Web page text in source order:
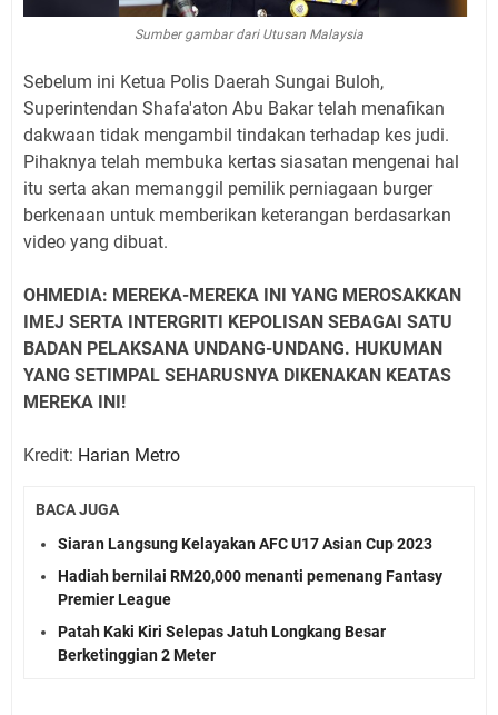
Sumber gambar dari Utusan Malaysia
Sebelum ini Ketua Polis Daerah Sungai Buloh,
Superintendan Shafa'aton Abu Bakar telah menafikan
dakwaan tidak mengambil tindakan terhadap kes judi.
Pihaknya telah membuka kertas siasatan mengenai hal
itu serta akan memanggil pemilik perniagaan burger
berkenaan untuk memberikan keterangan berdasarkan
video yang dibuat.
OHMEDIA: MEREKA-MEREKA INI YANG MEROSAKKAN
IMEJ SERTA INTERGRITI KEPOLISAN SEBAGAI SATU
BADAN PELAKSANA UNDANG-UNDANG. HUKUMAN
YANG SETIMPAL SEHARUSNYA DIKENAKAN KEATAS
MEREKA INI!
Kredit: Harian Metro
BACA JUGA
Siaran Langsung Kelayakan AFC U17 Asian Cup 2023
Hadiah bernilai RM20,000 menanti pemenang Fantasy
Premier League
Patah Kaki Kiri Selepas Jatuh Longkang Besar
Berketinggian 2 Meter